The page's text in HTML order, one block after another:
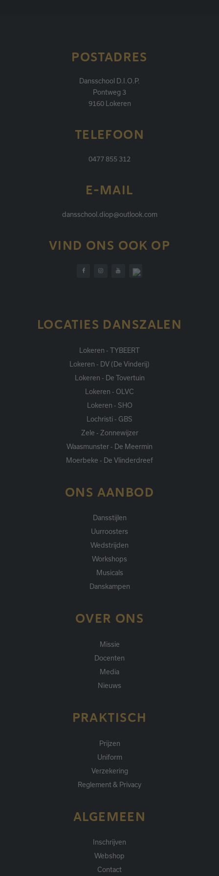
POSTADRES
Dansschool D.I.O.P.
Pontweg 3
9160 Lokeren
TELEFOON
0477 855 312
E-MAIL
dansschool.diop@outlook.com
VIND ONS OOK OP
LOCATIES DANSZALEN
Lokeren - TYBEERT
Lokeren - DV (De Vinderij)
Lokeren - De Tovertuin
Lokeren - OLVC
Lokeren - SHO
Lochristi - GBS
Zele - Zonnewijzer
Waasmunster - De Meermin
Moerbeke - De Vlinderdreef
ONS AANBOD
Dansstijlen
Uurroosters
Wedstrijden
Workshops
Musicals
Danskampen
OVER ONS
Missie
Docenten
Media
Nieuws
PRAKTISCH
Prijzen
Uniform
Verzekering
Reglement & Privacy
ALGEMEEN
Inschrijven
Webshop
Contact